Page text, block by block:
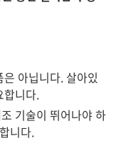
아닙니다. 살아있
합니다.
기술이 뛰어나야 하
니다.